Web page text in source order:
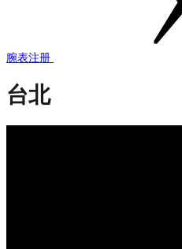
腕表注册
台北